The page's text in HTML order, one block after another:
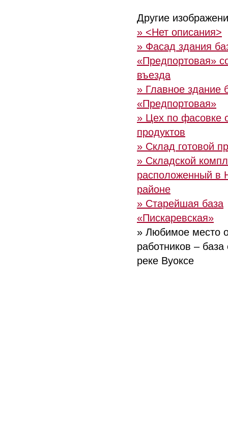
Другие
» <Нет описания>
» Фасад здания
«Предпортовая»
въезда
» Главное здание
«Предпортовая»
» Цех по фасовке
продуктов
» Склад готовой
» Складской
расположенный в
районе
» Старейшая база
«Пискаревская»
» Любимое место
работников –
реке Вуоксе